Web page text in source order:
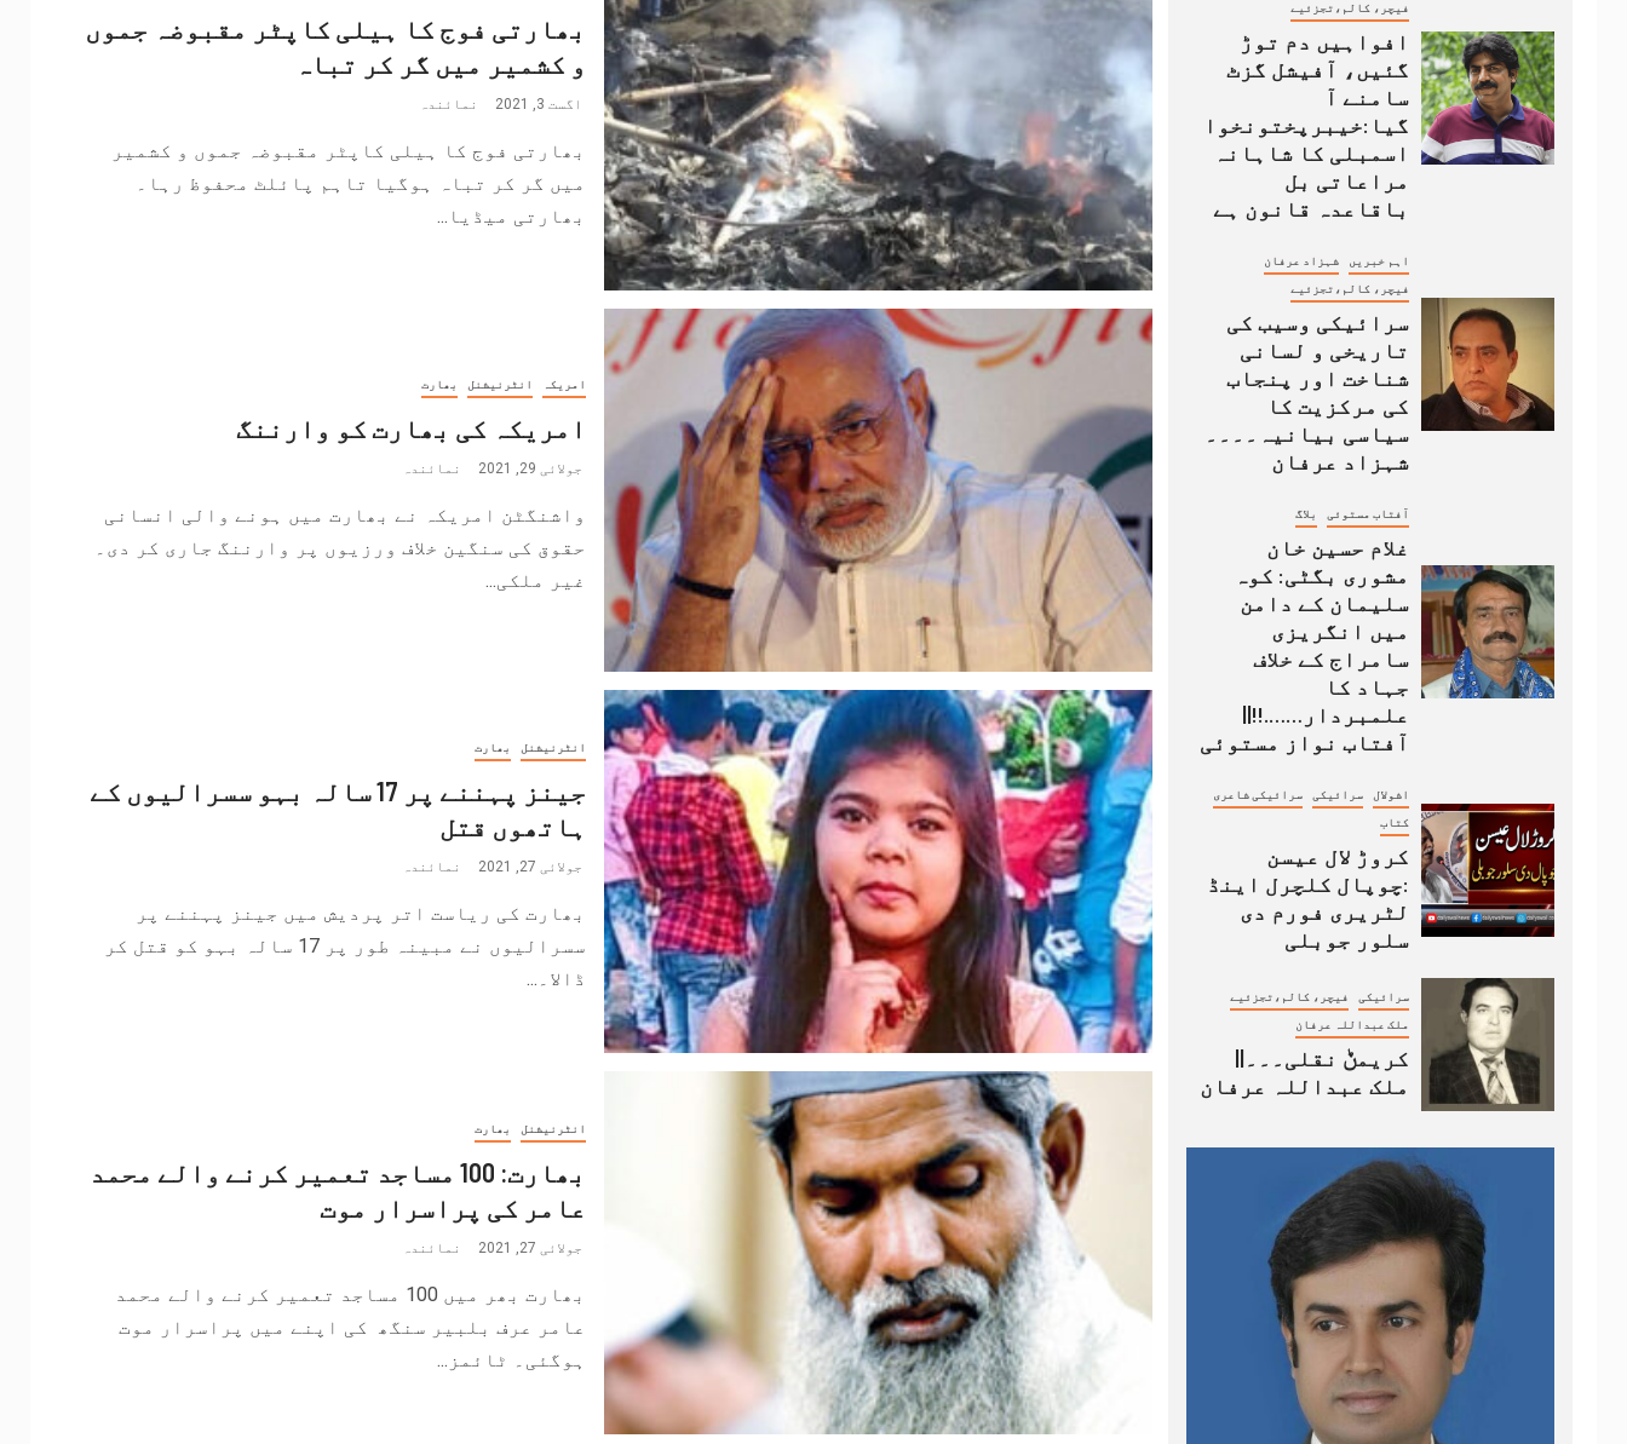
بھارتی فوج کا ہیلی کاپٹر مقبوضہ جموں
و کشمیر میں گر کر تباہ
اگست 3, 2021 نمائندہ
بھارتی فوج کا ہیلی کاپٹر مقبوضہ جموں و کشمیر
میں گر کر تباہ ہوگیا تاہم پائلٹ محفوظ رہا۔
بھارتی میڈیا...
امریکہ انٹرنیشنل بھارت
امریکہ کی بھارت کو وارننگ
جولائی 29, 2021 نمائندہ
واشنگٹن امریکہ نے بھارت میں ہونے والی انسانی
حقوق کی سنگین خلاف ورزیوں پر وارننگ جاری کر دی۔
غیر ملکی...
انٹرنیشنل بھارت
جینز پہننے پر 17 سالہ بہو سسرالیوں کے
ہاتھوں قتل
جولائی 27, 2021 نمائندہ
بھارت کی ریاست اتر پردیش میں جینز پہننے پر
سسرالیوں نے مبینہ طور پر 17 سالہ بہو کو قتل کر
ڈالا۔...
انٹرنیشنل بھارت
بھارت: 100 مساجد تعمیر کرنے والے محمد
عامر کی پراسرار موت
جولائی 27, 2021 نمائندہ
بھارت بھر میں 100 مساجد تعمیر کرنے والے محمد
عامر عرف بلبیر سنگھ کی اپنے میں پراسرار موت
ہوگئی۔ ٹائمز...
فیچر، کالم،تجزئیے
افواہیں دم توڑ
گئیں، آفیشل گزٹ
سامنے آ
گیا:خیبرپختونخوا
اسمبلی کا شاہانہ
مراعاتی بل
باقاعدہ قانون ہے
اہم خبریں شہزاد عرفان
فیچر، کالم،تجزئیے
سرائیکی وسیب کی
تاریخی و لسانی
شناخت اور پنجاب
کی مرکزیت کا
سیاسی بیانیہ۔۔۔۔
شہزاد عرفان
آفتاب مستوئی بلاگ
غلام حسین خان
مشوری بگٹی: کوہ
سلیمان کے دامن
میں انگریزی
سامراج کے خلاف
جہاد کا
علمبردار…….!!||
آفتاب نواز مستوئی
اشولال سرائیکی سرائیکی شاعری
کتاب
کروڑ لال عیسن
:چوپال کلچرل اینڈ
لٹریری فورم دی
سلور جوبلی
سرائیکی فیچر، کالم،تجزئیے
ملک عبداللہ عرفان
کریمݨ نقلی۔۔۔||
ملک عبداللہ عرفان